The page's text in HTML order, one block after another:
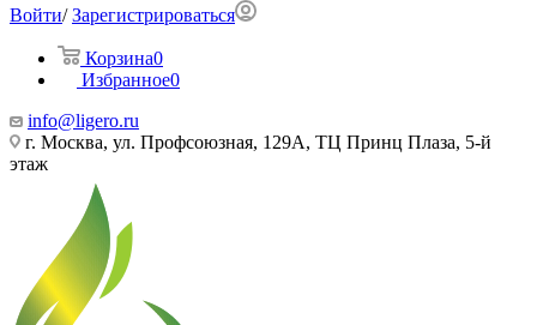
Войти/Зарегистрироваться
Корзина0
Избранное0
info@ligero.ru
г. Москва, ул. Профсоюзная, 129А, ТЦ Принц Плаза, 5-й
этаж